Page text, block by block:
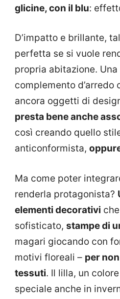
glicine, con il blu:
D’impatto e brillante,
perfetta se si vuole
propria abitazione.
complemento d’arredo
ancora oggetti di
presta bene anche
così creando quello
anticonformista,
Ma come poter
renderla protagonista?
elementi decorativi
sofisticato, stampe di
magari giocando con
motivi floreali – per
tessuti. Il lilla, un
speciale anche in